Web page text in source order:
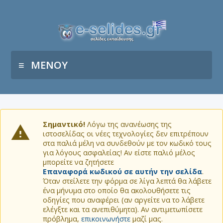
ΜΕΝΟΥ
Σημαντικό! Λόγω της ανανέωσης της
ιστοσελίδας οι νέες τεχνολογίες δεν επιτρέπουν
στα παλιά μέλη να συνδεθούν με τον κωδικό τους
για λόγους ασφαλείας! Αν είστε παλιό μέλος
μπορείτε να ζητήσετε
Επαναφορά κωδικού σε αυτήν την σελίδα.
Όταν στείλετε την φόρμα σε λίγα λεπτά θα λάβετε
ένα μήνυμα στο οποίο θα ακολουθήσετε τις
οδηγίες που αναφέρει (αν αργείτε να το λάβετε
ελέγξτε και τα ανεπιθύμητα). Αν αντιμετωπίσετε
πρόβλημα, επικοινωνήστε μαζί μας.